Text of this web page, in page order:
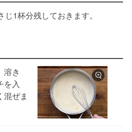
じ1杯分残しておきます。
溶き
を入
混ぜま